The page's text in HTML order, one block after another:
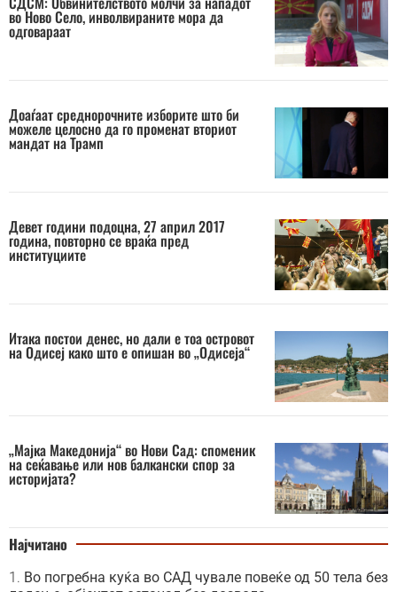
во Ново Село, инволвираните мора да
одговараат
Доаѓаат среднорочните изборите што би
можеле целосно да го променат вториот
мандат на Трамп
Девет години подоцна, 27 април 2017
година, повторно се враќа пред
институциите
Итака постои денес, но дали е тоа островот
на Одисеј како што е опишан во „Одисеја“
„Мајка Македонија“ во Нови Сад: споменик
на сеќавање или нов балкански спор за
историјата?
Најчитано
Во погребна куќа во САД чувале повеќе од 50 тела без